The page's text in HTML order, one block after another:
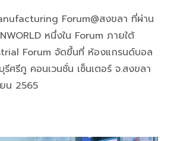
Forum@สงขลา ที่ผ่าน
หนึ่งใน Forum ภายใต้
Forum จัดขึ้นที่ ห้องแกรนด์บอล
ศรีภู คอนเวนชั่น เซ็นเตอร์ จ.สงขลา
น 2565